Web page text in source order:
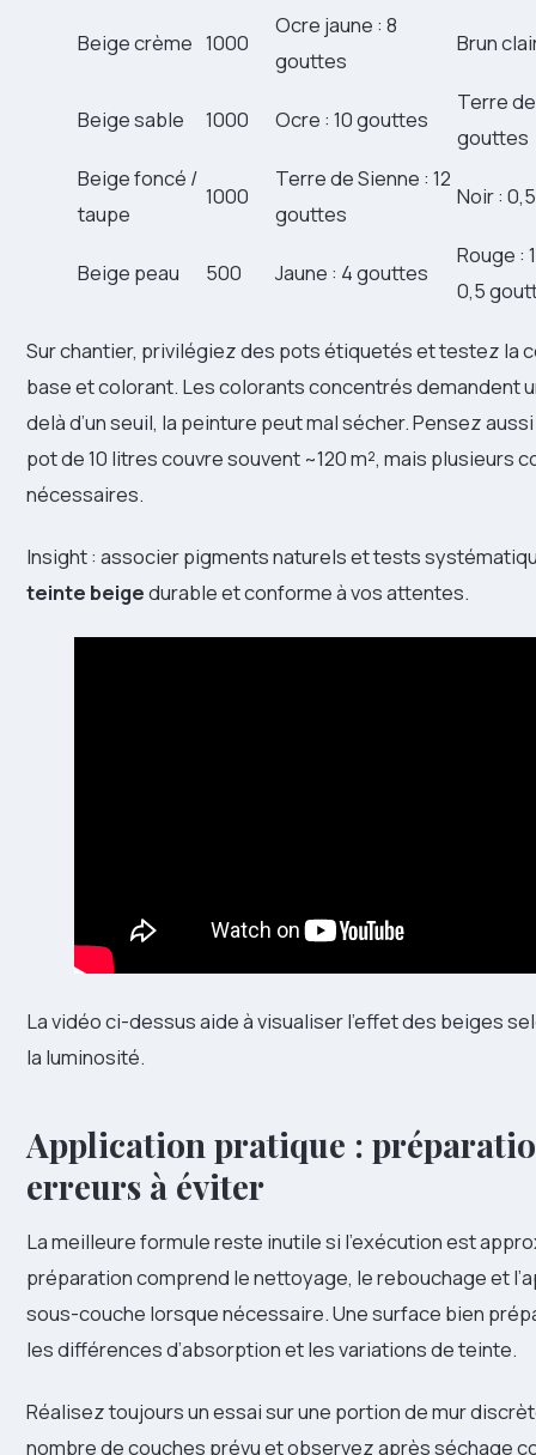
Beige crème 1000
Ocre jaune : 8
gouttes
Brun
Beige sable 1000 Ocre : 10 gouttes
Terre
gouttes
Beige foncé /
taupe
1000
Terre de Sienne : 12
gouttes
Noir :
Beige peau 500 Jaune : 4 gouttes
Rouge :
0,5
Sur chantier, privilégiez des pots étiquetés et testez la
base et colorant. Les colorants concentrés demandent
delà d’un seuil, la peinture peut mal sécher. Pensez
pot de 10 litres couvre souvent ~120 m², mais plusieurs
nécessaires.
Insight : associer pigments naturels et tests
teinte beigedurable et conforme à vos attentes.
La vidéo ci-dessus aide à visualiser l’effet des beiges
la luminosité.
Application pratique :
erreurs à éviter
La meilleure formule reste inutile si l’exécution est
préparation comprend le nettoyage, le rebouchage et
sous-couche lorsque nécessaire. Une surface bien
les différences d’absorption et les variations de teinte.
Réalisez toujours un essai sur une portion de mur
nombre de couches prévu et observez après séchage